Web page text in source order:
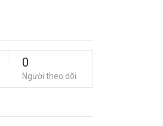
0
Người theo dõi